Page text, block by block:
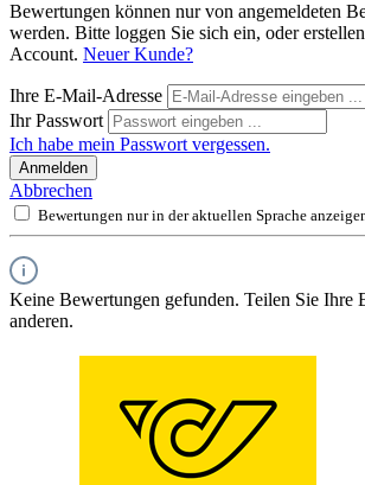
Bewertungen können nur von angemeldeten
werden. Bitte loggen Sie sich ein, oder
Account. Neuer Kunde?
Ihre E-Mail-Adresse
Ihr Passwort
Ich habe mein Passwort vergessen.
Anmelden
Abbrechen
Bewertungen nur in der aktuellen Sprache
Keine Bewertungen gefunden. Teilen Sie Ihre
anderen.